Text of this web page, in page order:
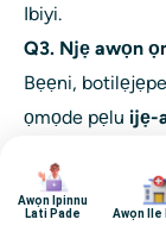
Ibiyi.
Q3. Njẹ awọn
Bẹẹni,
ọmọde pẹlu ijẹ-
ounjẹ ti ko
julọ.
Q4. Ṣe gbogbo
aworan
Awọn Ipinnu
Lati Pade
Awọn Ile